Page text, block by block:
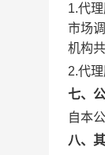
1.代理
市场
机构
2.代
七、
自本
八、